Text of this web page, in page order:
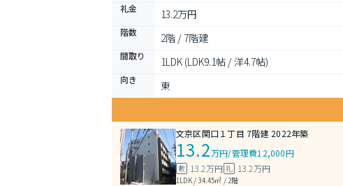
礼金 13.2万円
階数 2階 / 7階建
間取り 1LDK (LDK9.1帖 / 洋4.7帖)
向き
東
文京区関口１丁目 7階建 2022年築
13.2万円/管理費12,000円
敷 13.2万円 礼 13.2万円
1LDK / 34.45㎡ / 2階